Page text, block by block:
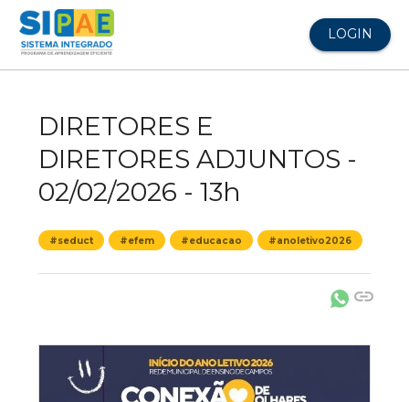
LOGIN
DIRETORES E
DIRETORES ADJUNTOS -
02/02/2026 - 13h
#seduct #efem #educacao #anoletivo2026
link